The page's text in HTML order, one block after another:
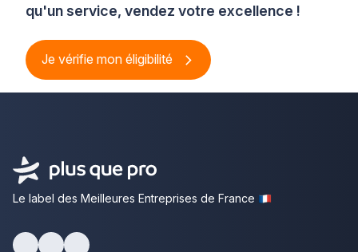
qu'un service, vendez votre excellence !
Je vérifie mon éligibilité
Le label des Meilleures Entreprises de France